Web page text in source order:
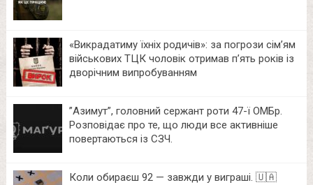
«Викрадатиму їхніх родичів»: за погрози сім’ям
військових ТЦК чоловік отримав п’ять років із
дворічним випробуванням
⁨”Азимут”, головний сержант роти 47-ї ОМБр.
Розповідає про те, що люди все активніше
повертаються із СЗЧ.
Коли обираєш 92 — завжди у виграші. 🇺🇦